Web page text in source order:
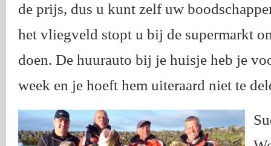
de prijs, dus u kunt zelf uw
het vliegveld stopt u bij de supermarkt
doen. De huurauto bij je huisje heb je
week en je hoeft hem uiteraard niet te